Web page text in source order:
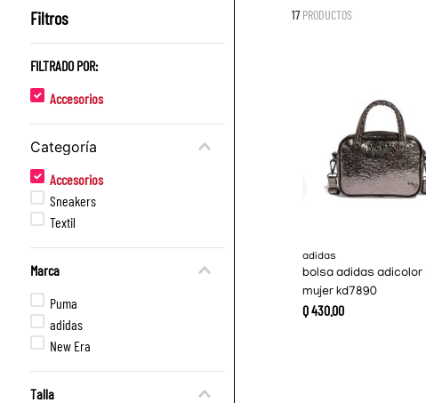
Filtros
FILTRADO POR:
Accesorios
Categoría
Accesorios
Sneakers
Textil
Marca
Puma
adidas
New Era
Talla
17 PRODUCTOS
adidas
bolsa adidas adicolor
mujer kd7890
Q430.00